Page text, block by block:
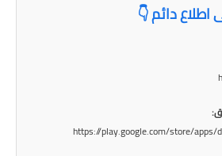
اطلاع دائم 👇
https://play.google.com/store/apps/